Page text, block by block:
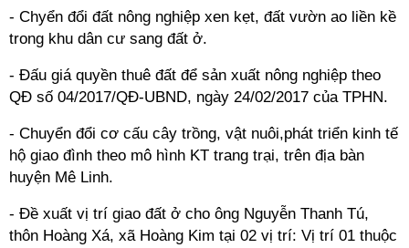
- Chyển đổi đất nông nghiệp xen kẹt, đất vườn ao liền kề
trong khu dân cư sang đất ở.
- Đấu giá quyền thuê đất để sản xuất nông nghiệp theo
QĐ số 04/2017/QĐ-UBND, ngày 24/02/2017 của TPHN.
- Chuyển đổi cơ cấu cây trồng, vật nuôi,phát triển kinh tế
hộ giao đình theo mô hình KT trang trại, trên địa bàn
huyện Mê Linh.
- Đề xuất vị trí giao đất ở cho ông Nguyễn Thanh Tú,
thôn Hoàng Xá, xã Hoàng Kim tại 02 vị trí: Vị trí 01 thuộc